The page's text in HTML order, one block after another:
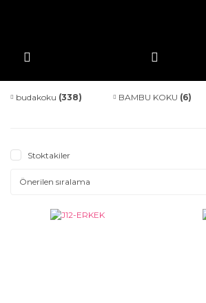
budakoku (338) BAMBU KOKU (6)
Stoktakiler